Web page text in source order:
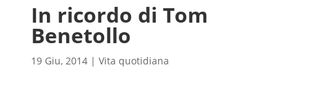
In ricordo di Tom
Benetollo
19 Giu, 2014| Vita quotidiana